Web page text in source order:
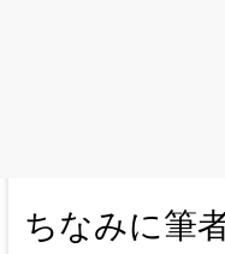
ちなみに筆